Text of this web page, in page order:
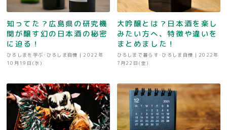
知ってた？広島県の研究機
関が醸す幻の日本酒の秘密
に迫る！
ひろしまを学ぶ･ひろしま自慢 | 2022年
10月19日(水)
大吟醸とは？日本酒を楽し
みたい方へ、特徴や違いを
まとめました！
ひろしまで暮らす･ひろしま自慢 | 2022年
7月22日(金)